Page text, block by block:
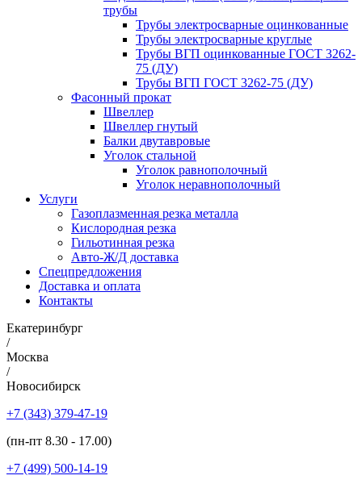
трубы
Трубы электросварные оцинкованные
Трубы электросварные круглые
Трубы ВГП оцинкованные ГОСТ 3262-
75 (ДУ)
Трубы ВГП ГОСТ 3262-75 (ДУ)
Фасонный прокат
Швеллер
Швеллер гнутый
Балки двутавровые
Уголок стальной
Уголок равнополочный
Уголок неравнополочный
Услуги
Газоплазменная резка металла
Кислородная резка
Гильотинная резка
Авто-Ж/Д доставка
Спецпредложения
Доставка и оплата
Контакты
Екатеринбург
/
Москва
/
Новосибирск
+7 (343) 379-47-19
(пн-пт 8.30 - 17.00)
+7 (499) 500-14-19